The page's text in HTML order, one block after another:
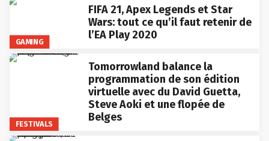
GAMING
FIFA 21, Apex Legends et Star
Wars: tout ce qu’il faut retenir de
l’EA Play 2020
FESTIVALS
Tomorrowland balance la
programmation de son édition
virtuelle avec du David Guetta,
Steve Aoki et une flopée de
Belges